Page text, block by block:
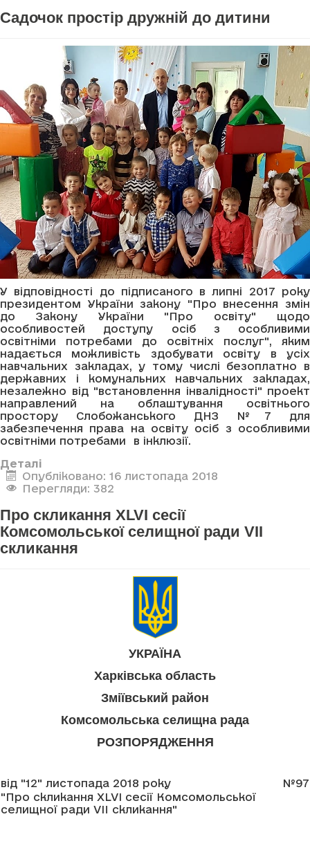
Садочок простір дружній до дитини
У відповідності до підписаного в липні 2017 року
президентом України закону "Про внесення змін
до Закону України "Про освіту" щодо
особливостей доступу осіб з особливими
освітніми потребами до освітніх послуг", яким
надається можливість здобувати освіту в усіх
навчальних закладах, у тому числі безоплатно в
державних і комунальних навчальних закладах,
незалежно від "встановлення інвалідності" проект
направлений на облаштування освітнього
простору Слобожанського ДНЗ №7 для
забезпечення права на освіту осіб з особливими
освітніми потребами в інклюзії.
Деталі
Опубліковано: 16 листопада 2018
Перегляди: 382
Про скликання XLVI сесії
Комсомольської селищної ради VII
скликання
УКРАЇНА
Харківська область
Зміївський район
Комсомольська селищна рада
РОЗПОРЯДЖЕННЯ
від "12" листопада 2018 року
№97
"Про скликання XLVI сесії Комсомольської
селищної ради VII скликання"